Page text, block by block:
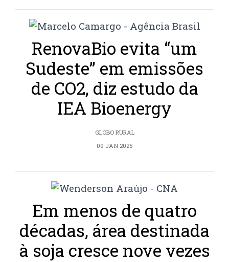
RenovaBio evita “um
Sudeste” em emissões
de CO2, diz estudo da
IEA Bioenergy
GLOBO RURAL
09 JAN 2025
Em menos de quatro
décadas, área destinada
à soja cresce nove vezes